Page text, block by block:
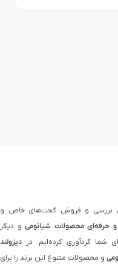
بررسی و فروش گجت‌های خاص و
حرفه‌ای محصولات شیائومی و دیگر
شما گردآوری کرده‌ایم. در دیزولند
و محصولات متنوع این برند را برای